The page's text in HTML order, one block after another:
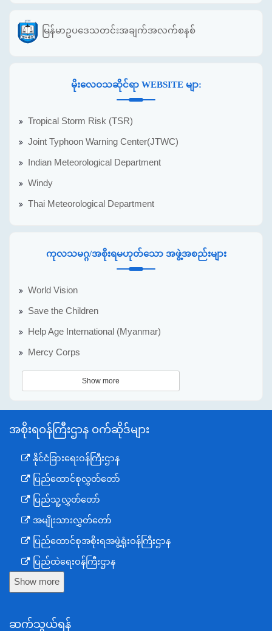
မြန်မာဥပဒေသတင်းအချက်အလက်စနစ်
မိုးလေဝသဆိုင်ရာ WEBSITE မျာ:
Tropical Storm Risk (TSR)
Joint Typhoon Warning Center(JTWC)
Indian Meteorological Department
Windy
Thai Meteorological Department
ကုလသမဂ္ဂ/အစိုးရမဟုတ်သော အဖွဲ့အစည်းများ
World Vision
Save the Children
Help Age International (Myanmar)
Mercy Corps
Show more
အစိုးရဝန်ကြီးဌာန ဝက်ဆိုဒ်များ
နိုင်ငံခြားရေးဝန်ကြီးဌာန
ပြည်ထောင်စုလွှတ်တော်
ပြည်သူ့လွှတ်တော်
အမျိုးသားလွှတ်တော်
ပြည်ထောင်စုအစိုးရအဖွဲ့ရုံးဝန်ကြီးဌာန
ပြည်ထဲရေးဝန်ကြီးဌာန
ကာကွယ်ရေးဝန်ကြီးဌာန
စီမံကိန်း၊ဘဏ္ဍာရေးနှင့်စက်မှုဝန်ကြီးဌာန
Show more
ဆက်သွယ်ရန်